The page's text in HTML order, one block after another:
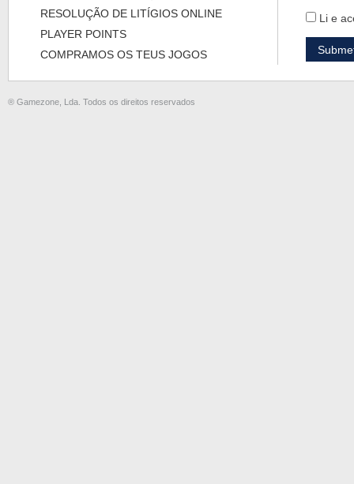
RESOLUÇÃO DE LITÍGIOS ONLINE
PLAYER POINTS
COMPRAMOS OS TEUS JOGOS
Li e
® Gamezone, Lda. Todos os direitos reservados